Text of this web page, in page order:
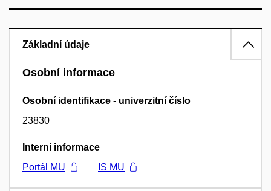
Základní údaje
Osobní informace
Osobní identifikace - univerzitní číslo
23830
Interní informace
Portál MU
IS MU